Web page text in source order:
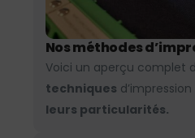
Nos méthodes
Voici un aperçu complet
techniques
leurs particularités.